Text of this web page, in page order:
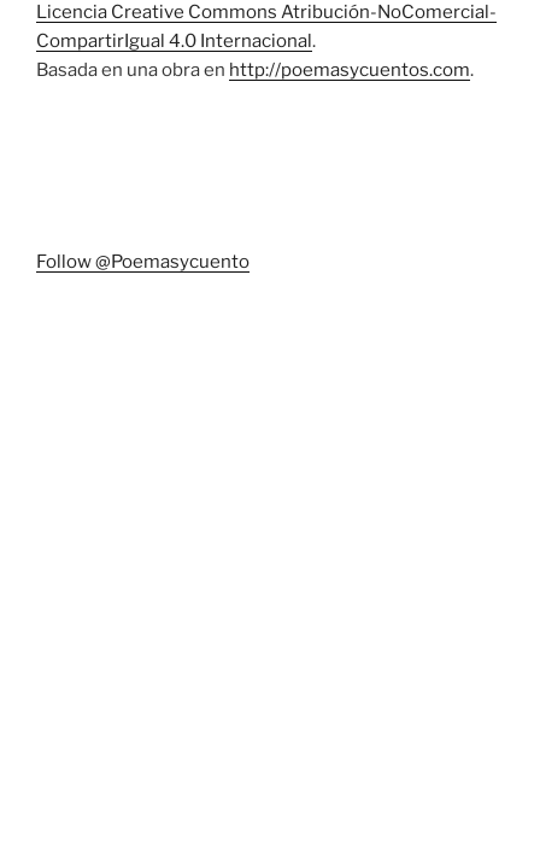
Licencia Creative Commons Atribución-NoComercial-
CompartirIgual 4.0 Internacional .
Basada en una obra en http://poemasycuentos.com.
Follow @Poemasycuento